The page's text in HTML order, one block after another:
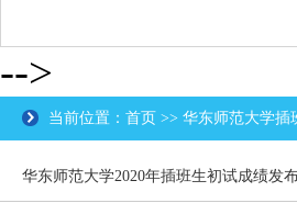
-->
当前位置：首页 >> 华东师范大学
华东师范大学2020年插班生初试成绩发